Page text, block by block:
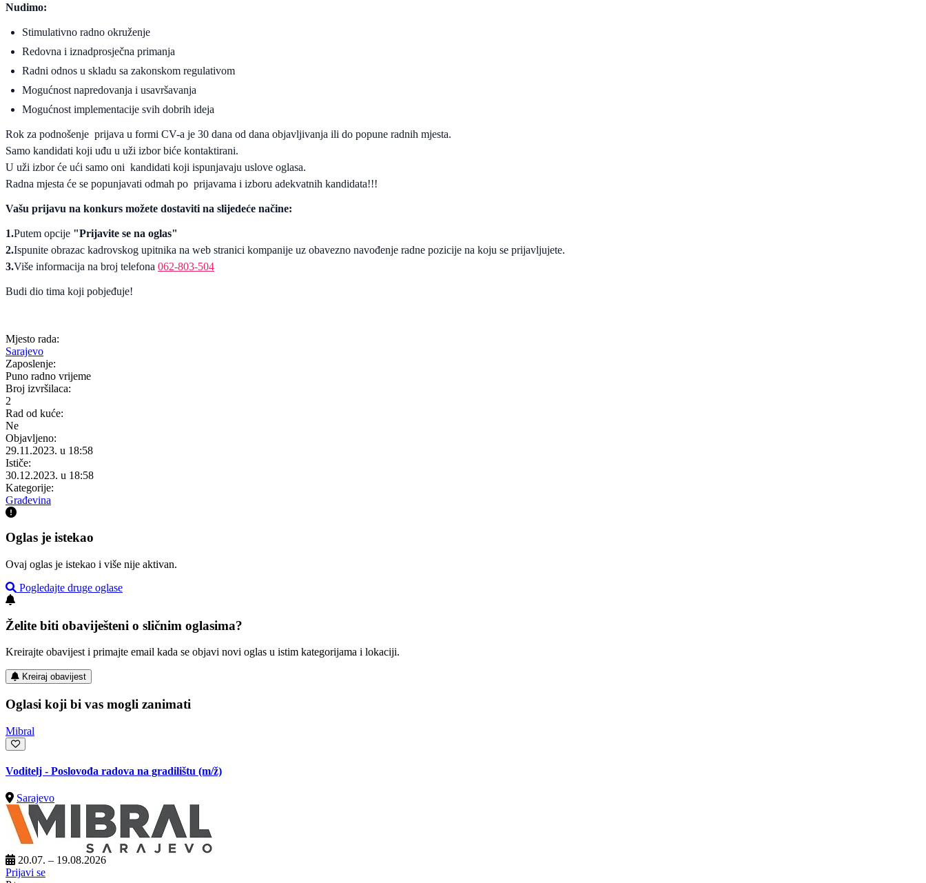
Nudimo:
Stimulativno radno okruženje
Redovna i iznadprosječna primanja
Radni odnos u skladu sa zakonskom regulativom
Mogućnost napredovanja i usavršavanja
Mogućnost implementacije svih dobrih ideja
Rok za podnošenje prijava u formi CV-a je 30 dana od dana objavljivanja ili do popune radnih mjesta.
Samo kandidati koji uđu u uži izbor biće kontaktirani.
U uži izbor će ući samo oni kandidati koji ispunjavaju uslove oglasa.
Radna mjesta će se popunjavati odmah po prijavama i izboru adekvatnih kandidata!!!
Vašu prijavu na konkurs možete dostaviti na slijedeće načine:
1.Putem opcije "Prijavite se na oglas"
2.Ispunite obrazac kadrovskog upitnika na web stranici kompanije uz obavezno navođenje radne pozicije na koju se prijavljujete.
3.Više informacija na broj telefona 062-803-504
Budi dio tima koji pobjeđuje!
Mjesto rada:
Sarajevo
Zaposlenje:
Puno radno vrijeme
Broj izvršilaca:
2
Rad od kuće:
Ne
Objavljeno:
29.11.2023. u 18:58
Ističe:
30.12.2023. u 18:58
Kategorije:
Građevina
Oglas je istekao
Ovaj oglas je istekao i više nije aktivan.
Pogledajte druge oglase
Želite biti obaviješteni o sličnim oglasima?
Kreirajte obavijest i primajte email kada se objavi novi oglas u istim kategorijama i lokaciji.
Kreiraj obavijest
Oglasi koji bi vas mogli zanimati
Mibral
Voditelj - Poslovođa radova na gradilištu (m/ž)
Sarajevo
20.07. – 19.08.2026
Prijavi se